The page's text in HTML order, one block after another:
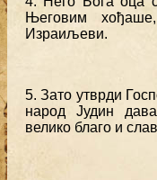
Његовим
Израиљеви.
5. Зато утврди
народ Јудин
велико благо и